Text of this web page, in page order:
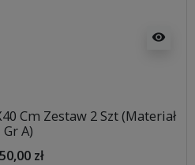
visibility
Cm Zestaw 2 Szt (Materiał
Gr A)
zł